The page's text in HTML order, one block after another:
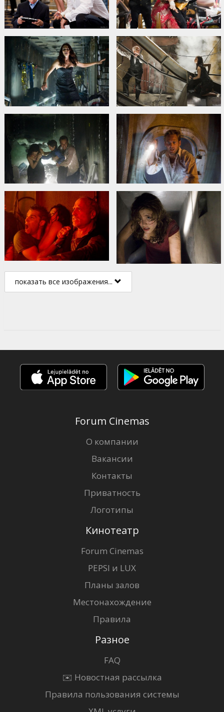
показать все изображения...
Forum Cinemas
О компании
Вакансии
Контакты
Приватность
Логотипы
Кинотеатр
Forum Cinemas
PEPSI и LUX
Планы залов
Местонахождение
Правила
Разное
FAQ
✉️ Новостная рассылка
Правила пользования системы